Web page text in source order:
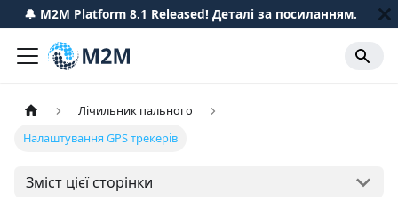
🔔 M2M Platform 8.1 Released! Деталі за посиланням.
Лічильник пального
Налаштування GPS трекерів
Зміст цієї сторінки